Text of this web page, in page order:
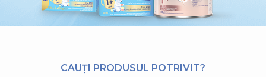
CAUȚI PRODUSUL POTRIVIT?